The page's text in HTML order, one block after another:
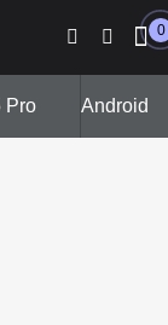
0
Pro iPhone 13
Android